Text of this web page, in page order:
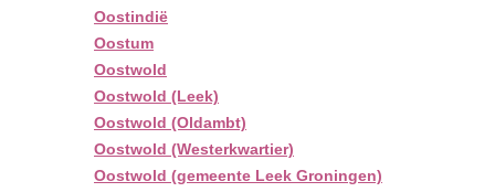
Oostindië
Oostum
Oostwold
Oostwold (Leek)
Oostwold (Oldambt)
Oostwold (Westerkwartier)
Oostwold (gemeente Leek Groningen)